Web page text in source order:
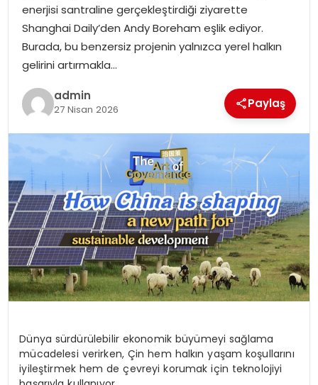
OTOMOBIL
TEKNOLOJI
EKONOMI
enerjisi santraline gerçekleştirdiği ziyarette
Shanghai Daily’den Andy Boreham eşlik ediyor.
Burada, bu benzersiz projenin yalnızca yerel halkın
gelirini artırmakla…
admin
27 Nisan 2026 Paylaş
Dünya sürdürülebilir ekonomik büyümeyi sağlama
mücadelesi verirken, Çin hem halkın yaşam koşullarını
iyileştirmek hem de çevreyi korumak için teknolojiyi